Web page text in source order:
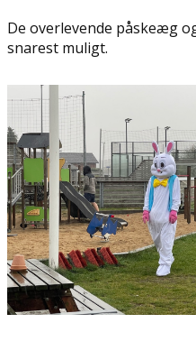
De overlevende påskeæg
snarest muligt.